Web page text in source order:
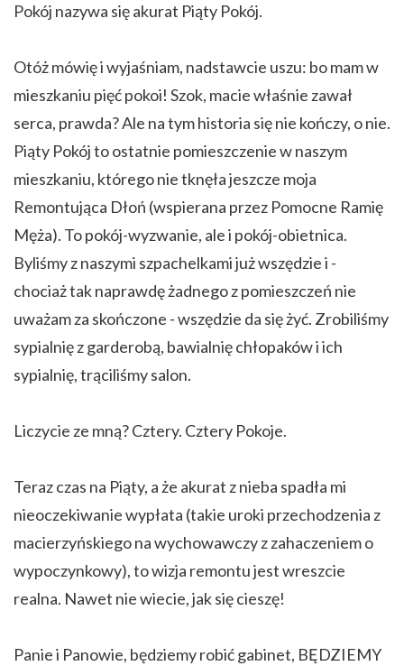
Pokój nazywa się akurat Piąty Pokój.
Otóż mówię i wyjaśniam, nadstawcie uszu: bo mam w
mieszkaniu pięć pokoi! Szok, macie właśnie zawał
serca, prawda? Ale na tym historia się nie kończy, o nie.
Piąty Pokój to ostatnie pomieszczenie w naszym
mieszkaniu, którego nie tknęła jeszcze moja
Remontująca Dłoń (wspierana przez Pomocne Ramię
Męża). To pokój-wyzwanie, ale i pokój-obietnica.
Byliśmy z naszymi szpachelkami już wszędzie i -
chociaż tak naprawdę żadnego z pomieszczeń nie
uważam za skończone - wszędzie da się żyć. Zrobiliśmy
sypialnię z garderobą, bawialnię chłopaków i ich
sypialnię, trąciliśmy salon.
Liczycie ze mną? Cztery. Cztery Pokoje.
Teraz czas na Piąty, a że akurat z nieba spadła mi
nieoczekiwanie wypłata (takie uroki przechodzenia z
macierzyńskiego na wychowawczy z zahaczeniem o
wypoczynkowy), to wizja remontu jest wreszcie
realna. Nawet nie wiecie, jak się cieszę!
Panie i Panowie, będziemy robić gabinet, BĘDZIEMY